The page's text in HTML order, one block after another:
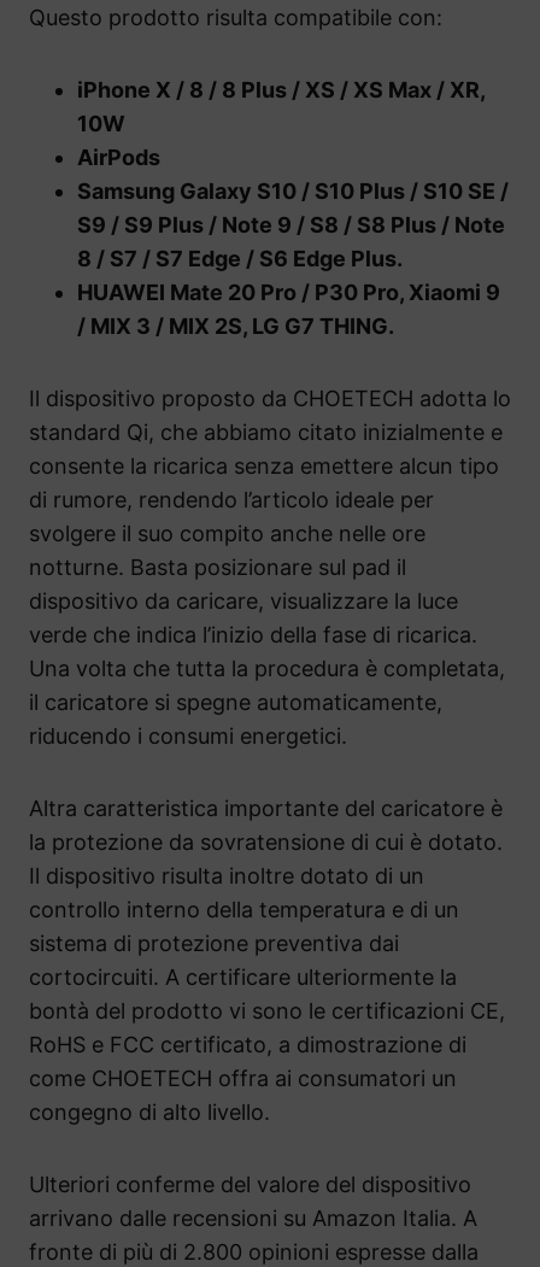
Questo prodotto risulta compatibile con:
iPhone X / 8 / 8 Plus / XS / XS Max / XR,
10W
AirPods
Samsung Galaxy S10 / S10 Plus / S10 SE /
S9 / S9 Plus / Note 9 / S8 / S8 Plus / Note
8 / S7 / S7 Edge / S6 Edge Plus.
HUAWEI Mate 20 Pro / P30 Pro, Xiaomi 9
/ MIX 3 / MIX 2S, LG G7 THING.
Il dispositivo proposto da CHOETECH adotta lo
standard Qi, che abbiamo citato inizialmente e
consente la ricarica senza emettere alcun tipo
di rumore, rendendo l’articolo ideale per
svolgere il suo compito anche nelle ore
notturne. Basta posizionare sul pad il
dispositivo da caricare, visualizzare la luce
verde che indica l’inizio della fase di ricarica.
Una volta che tutta la procedura è completata,
il caricatore si spegne automaticamente,
riducendo i consumi energetici.
Altra caratteristica importante del caricatore è
la protezione da sovratensione di cui è dotato.
Il dispositivo risulta inoltre dotato di un
controllo interno della temperatura e di un
sistema di protezione preventiva dai
cortocircuiti. A certificare ulteriormente la
bontà del prodotto vi sono le certificazioni CE,
RoHS e FCC certificato, a dimostrazione di
come CHOETECH offra ai consumatori un
congegno di alto livello.
Ulteriori conferme del valore del dispositivo
arrivano dalle recensioni su Amazon Italia. A
fronte di più di 2.800 opinioni espresse dalla